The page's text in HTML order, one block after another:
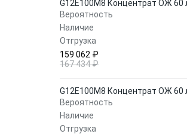
G12E100M8 Концентрат ОЖ 60
Вероятность
Наличие
Отгрузка
159 062 ₽
167 434 ₽
G12E100M8 Концентрат ОЖ 60
Вероятность
Наличие
Отгрузка